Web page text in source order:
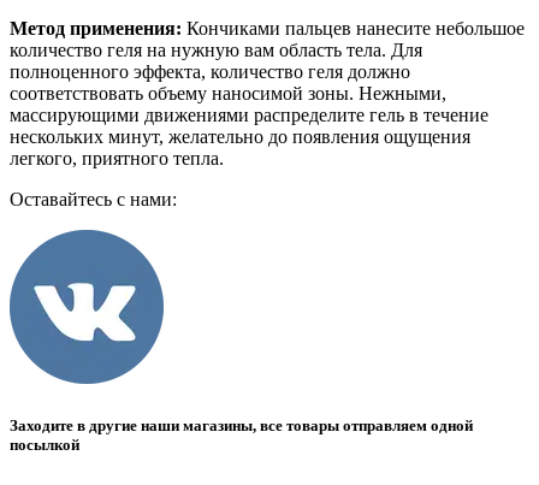
Метод применения: Кончиками пальцев нанесите небольшое
количество геля на нужную вам область тела. Для
полноценного эффекта, количество геля должно
соответствовать объему наносимой зоны. Нежными,
массирующими движениями распределите гель в течение
нескольких минут, желательно до появления ощущения
легкого, приятного тепла.
Оставайтесь с нами:
Заходите в другие наши магазины, все товары отправляем одной
посылкой